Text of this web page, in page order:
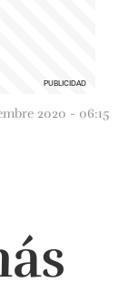
2020 - 06:15